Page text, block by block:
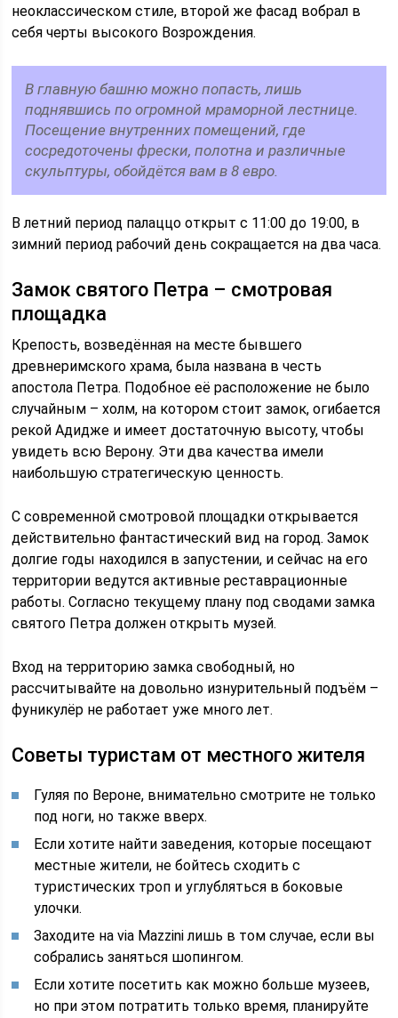
неоклассическом стиле, второй же фасад вобрал в
себя черты высокого Возрождения.
В главную башню можно попасть, лишь
поднявшись по огромной мраморной лестнице.
Посещение внутренних помещений, где
сосредоточены фрески, полотна и различные
скульптуры, обойдётся вам в 8 евро.
В летний период палаццо открыт с 11:00 до 19:00, в
зимний период рабочий день сокращается на два часа.
Замок святого Петра – смотровая
площадка
Крепость, возведённая на месте бывшего
древнеримского храма, была названа в честь
апостола Петра. Подобное её расположение не было
случайным – холм, на котором стоит замок, огибается
рекой Адидже и имеет достаточную высоту, чтобы
увидеть всю Верону. Эти два качества имели
наибольшую стратегическую ценность.
С современной смотровой площадки открывается
действительно фантастический вид на город. Замок
долгие годы находился в запустении, и сейчас на его
территории ведутся активные реставрационные
работы. Согласно текущему плану под сводами замка
святого Петра должен открыть музей.
Вход на территорию замка свободный, но
рассчитывайте на довольно изнурительный подъём –
фуникулёр не работает уже много лет.
Советы туристам от местного жителя
Гуляя по Вероне, внимательно смотрите не только
под ноги, но также вверх.
Если хотите найти заведения, которые посещают
местные жители, не бойтесь сходить с
туристических троп и углубляться в боковые
улочки.
Заходите на via Mazzini лишь в том случае, если вы
собрались заняться шопингом.
Если хотите посетить как можно больше музеев,
но при этом потратить только время, планируйте